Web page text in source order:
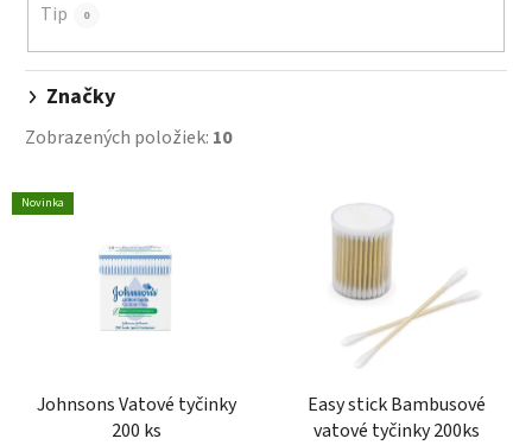
Tip 0
Značky
Zobrazených položiek: 10
V
ý
Novinka
Johnsons Vatové tyčinky
200 ks
Easy stick Bambusové
vatové tyčinky 200ks